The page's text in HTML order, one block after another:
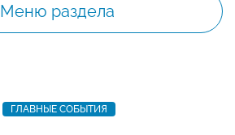
Меню раздела
ГЛАВНЫЕ СОБЫТИЯ